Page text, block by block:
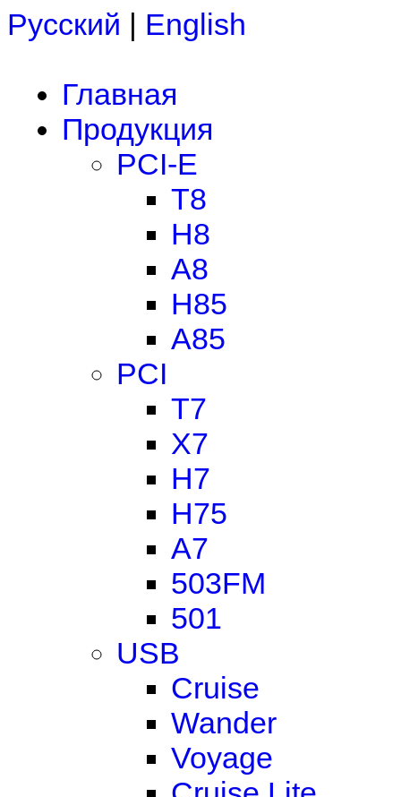
Русский | English
Главная
Продукция
PCI-E
T8
H8
A8
H85
A85
PCI
T7
X7
H7
H75
A7
503FM
501
USB
Cruise
Wander
Voyage